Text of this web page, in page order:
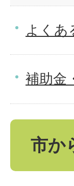
よくあ
補助金
市か